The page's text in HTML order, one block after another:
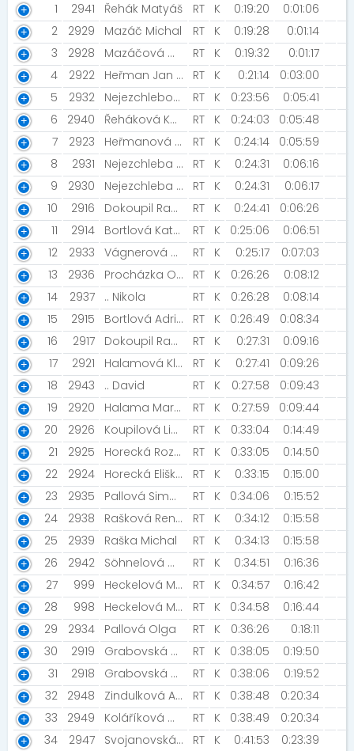
1
2941 Řehák Matyáš RT K 0:19:20
0:01:06
2
2929 Mazáč Michal RT K 0:19:28
0:01:14
3
2928 Mazáčová Martina [NN Night Run Team] RT K 0:19:32
0:01:17
4
2922 Heřman Jan [Heřmíci] RT K 0:21:14
0:03:00
5
2932 Nejezchlebová Jana [Turbošneci Olomouc] RT K 0:23:56
0:05:41
6
2940 Řeháková Kateřina [Mum and son] RT K 0:24:03
0:05:48
7
2923 Heřmanová Ingrid RT K 0:24:14
0:05:59
8
2931 Nejezchleba Nikolas RT K 0:24:31
0:06:16
9
2930 Nejezchleba Petr RT K 0:24:31
0:06:17
10
2916 Dokoupil Radek [Ďádínci] RT K 0:24:41
0:06:26
11
2914 Bortlová Kateřina [POHODA TEAM KOPŘIVNICE] RT K 0:25:06
0:06:51
12
2933 Vágnerová Vendula RT K 0:25:17
0:07:03
13
2936 Procházka Ondřej RT K 0:26:26
0:08:12
14
2937 .. Nikola RT K 0:26:28
0:08:14
15
2915 Bortlová Adriana RT K 0:26:49
0:08:34
16
2917 Dokoupil Radek RT K 0:27:31
0:09:16
17
2921 Halamová Klárka RT K 0:27:41
0:09:26
18
2943 .. David RT K 0:27:58
0:09:43
19
2920 Halama Marek RT K 0:27:59
0:09:44
20
2926 Koupilová Libuše RT K 0:33:04
0:14:49
21
2925 Horecká Rozárie RT K 0:33:05
0:14:50
22
2924 Horecká Eliška [HEČ Nový Přerov] RT K 0:33:15
0:15:00
23
2935 Pallová Simona RT K 0:34:06
0:15:52
24
2938 Rašková Renata [Majetín ] RT K 0:34:12
0:15:58
25
2939 Raška Michal RT K 0:34:13
0:15:58
26
2942 Söhnelová Mili RT K 0:34:51
0:16:36
27
999 Heckelová Magdaléna RT K 0:34:57
0:16:42
28
998 Heckelová Marie RT K 0:34:58
0:16:44
29
2934 Pallová Olga RT K 0:36:26
0:18:11
30
2919 Grabovská Adéla RT K 0:38:05
0:19:50
31
2918 Grabovská Zuzana [Adéla Grabovská ] RT K 0:38:06
0:19:52
32
2948 Zindulková Alexandra RT K 0:38:48
0:20:34
33
2949 Koláříková Marie RT K 0:38:49
0:20:34
34
2947 Svojanovská Viktorie RT K 0:41:53 0:23:39